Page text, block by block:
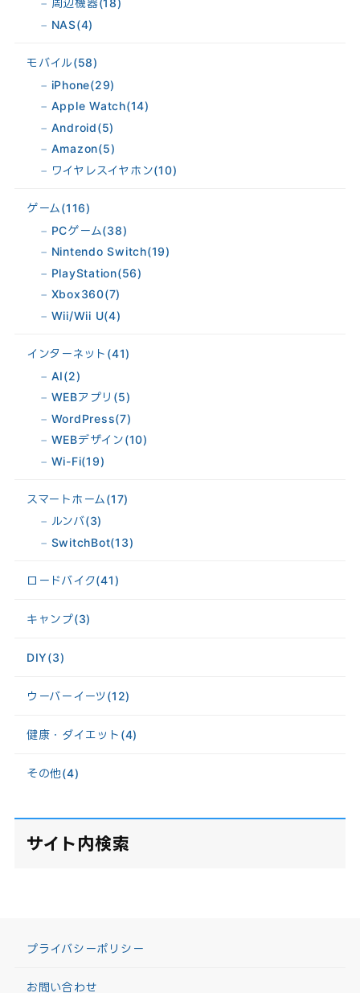
周辺機器(18)
NAS(4)
モバイル(58)
iPhone(29)
Apple Watch(14)
Android(5)
Amazon(5)
ワイヤレスイヤホン(10)
ゲーム(116)
PCゲーム(38)
Nintendo Switch(19)
PlayStation(56)
Xbox360(7)
Wii/Wii U(4)
インターネット (41)
AI(2)
WEBアプリ (5)
WordPress(7)
WEBデザイン(10)
Wi-Fi(19)
スマートホーム(17)
ルンバ(3)
SwitchBot(13)
ロードバイク(41)
キャンプ(3)
DIY(3)
ウーバーイーツ(12)
健康・ダイエット (4)
その他(4)
サイト内検索
プライバシーポリシー
お問い合わせ